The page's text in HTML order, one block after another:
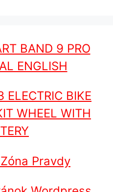
BAND 9 PRO
ENGLISH
ELECTRIC BIKE
WHEEL WITH
Pravdy